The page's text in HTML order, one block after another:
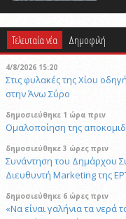
Τελευταία νέα Δημοφιλή
4/8/2026 15:20
Στις φυλακές της Χίου
στην Άνω Σύρο
δημοσιεύθηκε 1 ώρα πριν
Ομαλοποίηση της
δημοσιεύθηκε 3 ώρες πριν
Συνάντηση του Δημάρχου
Διευθυντή Marketing της
δημοσιεύθηκε 6 ώρες πριν
«Να είναι γαλήνια τα νερά